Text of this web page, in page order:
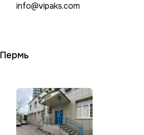
info@vipaks.com
Пермь